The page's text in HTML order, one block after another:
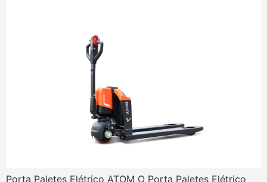
Porta Paletes Elétrico ATOM O Porta Paletes Elétrico